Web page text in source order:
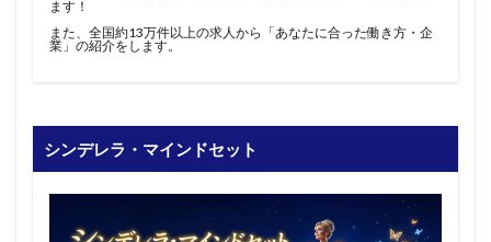
ます！
また、全国約13万件以上の求人から「あなたに合った働き方・企
業」の紹介をします。
シンデレラ・マインドセット